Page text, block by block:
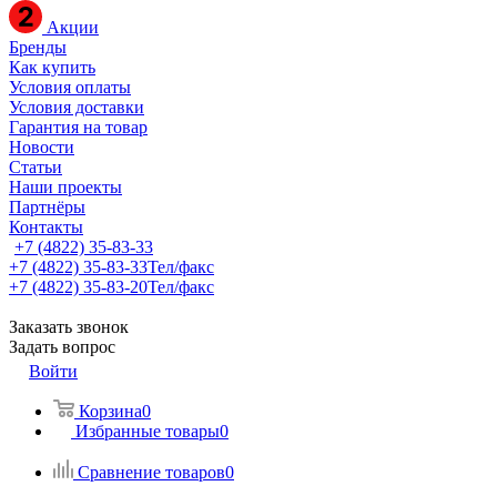
Акции
Бренды
Как купить
Условия оплаты
Условия доставки
Гарантия на товар
Новости
Статьи
Наши проекты
Партнёры
Контакты
+7 (4822) 35-83-33
+7 (4822) 35-83-33Тел/факс
+7 (4822) 35-83-20Тел/факс
Заказать звонок
Задать вопрос
Войти
Корзина0
Избранные товары0
Сравнение товаров0